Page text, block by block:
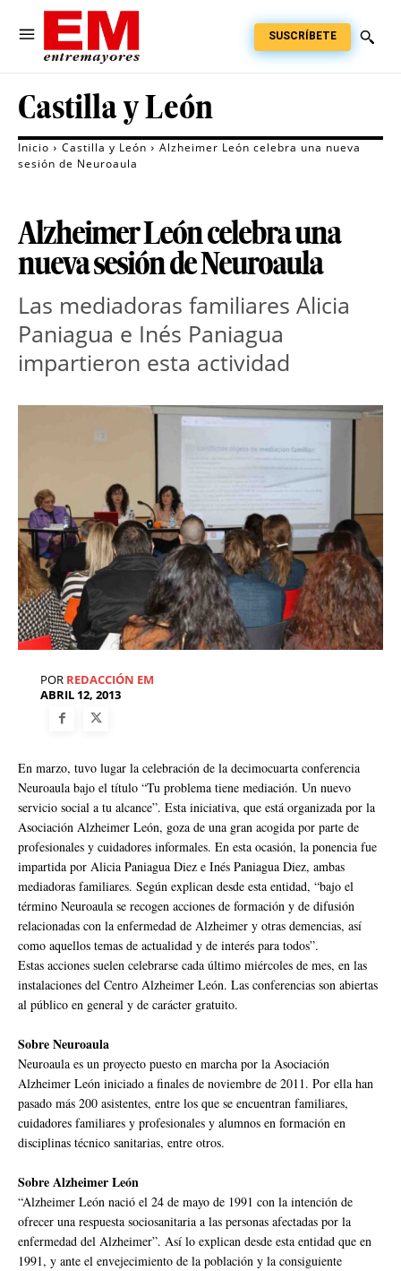
SUSCRÍBETE
Castilla y León
Inicio Castilla y León
Alzheimer León celebra una nueva
sesión de Neuroaula
Alzheimer León celebra una
nueva sesión de Neuroaula
Las mediadoras familiares Alicia
Paniagua e Inés Paniagua
impartieron esta actividad
POR REDACCIÓN EM
ABRIL 12, 2013
En marzo, tuvo lugar la celebración de la decimocuarta conferencia
Neuroaula bajo el título “Tu problema tiene mediación. Un nuevo
servicio social a tu alcance”. Esta iniciativa, que está organizada por la
Asociación Alzheimer León, goza de una gran acogida por parte de
profesionales y cuidadores informales. En esta ocasión, la ponencia fue
impartida por Alicia Paniagua Diez e Inés Paniagua Diez, ambas
mediadoras familiares. Según explican desde esta entidad, “bajo el
término Neuroaula se recogen acciones de formación y de difusión
relacionadas con la enfermedad de Alzheimer y otras demencias, así
como aquellos temas de actualidad y de interés para todos”.
Estas acciones suelen celebrarse cada último miércoles de mes, en las
instalaciones del Centro Alzheimer León. Las conferencias son abiertas
al público en general y de carácter gratuito.
Sobre Neuroaula
Neuroaula es un proyecto puesto en marcha por la Asociación
Alzheimer León iniciado a finales de noviembre de 2011. Por ella han
pasado más 200 asistentes, entre los que se encuentran familiares,
cuidadores familiares y profesionales y alumnos en formación en
disciplinas técnico sanitarias, entre otros.
Sobre Alzheimer León
“Alzheimer León nació el 24 de mayo de 1991 con la intención de
ofrecer una respuesta sociosanitaria a las personas afectadas por la
enfermedad del Alzheimer”. Así lo explican desde esta entidad que en
1991, y ante el envejecimiento de la población y la consiguiente